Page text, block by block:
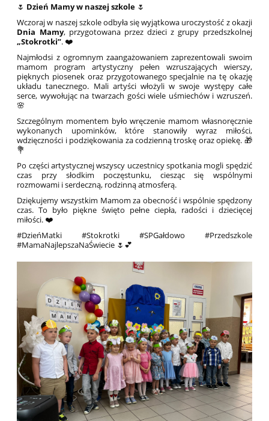
🌷 Dzień Mamy w naszej szkole 🌷
Wczoraj w naszej szkole odbyła się wyjątkowa uroczystość z okazji
Dnia Mamy, przygotowana przez dzieci z grupy przedszkolnej
„Stokrotki”. ❤️
Najmłodsi z ogromnym zaangażowaniem zaprezentowali swoim
mamom program artystyczny pełen wzruszających wierszy,
pięknych piosenek oraz przygotowanego specjalnie na tę okazję
układu tanecznego. Mali artyści włożyli w swoje występy całe
serce, wywołując na twarzach gości wiele uśmiechów i wzruszeń.
🌸
Szczególnym momentem było wręczenie mamom własnoręcznie
wykonanych upominków, które stanowiły wyraz miłości,
wdzięczności i podziękowania za codzienną troskę oraz opiekę. 🎁
💐
Po części artystycznej wszyscy uczestnicy spotkania mogli spędzić
czas przy słodkim poczęstunku, ciesząc się wspólnymi
rozmowami i serdeczną, rodzinną atmosferą.
Dziękujemy wszystkim Mamom za obecność i wspólnie spędzony
czas. To było piękne święto pełne ciepła, radości i dziecięcej
miłości. ❤️
#DzieńMatki #Stokrotki #SPGałdowo #Przedszkole
#MamaNajlepszaNaŚwiecie 🌷💕